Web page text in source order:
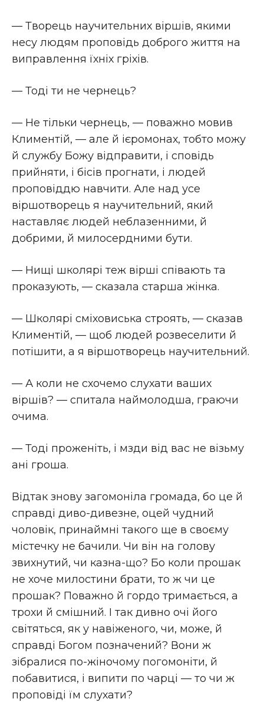
— Творець научительних віршів, якими
несу людям проповідь доброго життя на
виправлення їхніх гріхів.
— Тоді ти не чернець?
— Не тільки чернець, — поважно мовив
Климентій, — але й ієромонах, тобто можу
й службу Божу відправити, і сповідь
прийняти, і бісів прогнати, і людей
проповіддю навчити. Але над усе
віршотворець я научительний, який
наставляє людей неблазенними, й
добрими, й милосердними бути.
— Нищі школярі теж вірші співають та
проказують, — сказала старша жінка.
— Школярі сміховиська строять, — сказав
Климентій, — щоб людей розвеселити й
потішити, а я віршотворець научительний.
— А коли не схочемо слухати ваших
віршів? — спитала наймолодша, граючи
очима.
— Тоді проженіть, і мзди від вас не візьму
ані гроша.
Відтак знову загомоніла громада, бо це й
справді диво-дивезне, оцей чудний
чоловік, принаймні такого ще в своєму
містечку не бачили. Чи він на голову
звихнутий, чи казна-що? Бо коли прошак
не хоче милостини брати, то ж чи це
прошак? Поважно й гордо тримається, а
трохи й смішний. І так дивно очі його
світяться, як у навіженого, чи, може, й
справді Богом позначений? Вони ж
зібралися по-жіночому погомоніти, й
побавитися, і випити по чарці — то чи ж
проповіді їм слухати?